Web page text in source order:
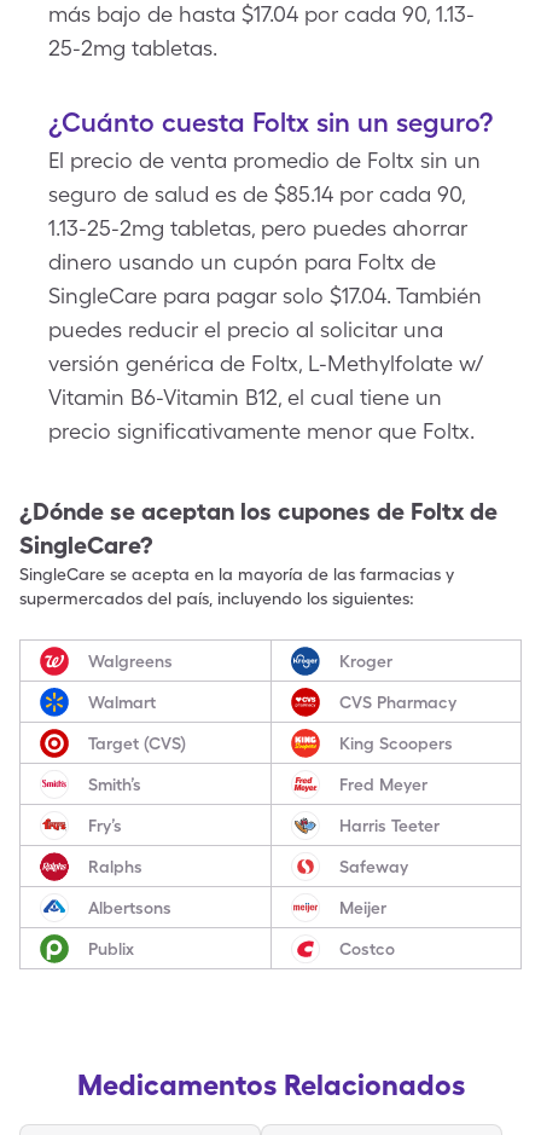
más bajo de hasta $17.04 por cada 90, 1.13-
25-2mg tabletas.
¿Cuánto cuesta Foltx sin un seguro?
El precio de venta promedio de Foltx sin un
seguro de salud es de $85.14 por cada 90,
1.13-25-2mg tabletas, pero puedes ahorrar
dinero usando un cupón para Foltx de
SingleCare para pagar solo $17.04. También
puedes reducir el precio al solicitar una
versión genérica de Foltx, L-Methylfolate w/
Vitamin B6-Vitamin B12, el cual tiene un
precio significativamente menor que Foltx.
¿Dónde se aceptan los cupones de Foltx de
SingleCare?
SingleCare se acepta en la mayoría de las farmacias y
supermercados del país, incluyendo los siguientes:
Walgreens Kroger
Walmart CVS Pharmacy
Target (CVS) King Scoopers
Smith’s Fred Meyer
Fry’s Harris Teeter
Ralphs Safeway
Albertsons Meijer
Publix Costco
Medicamentos Relacionados